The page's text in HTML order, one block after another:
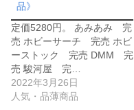
品》
定価5280円。 あみあみ 完
売 ホビーサーチ 完売 ホビ
ーストック 完売 DMM 完
売 駿河屋 完…
2022年3月26日
人気・品薄商品